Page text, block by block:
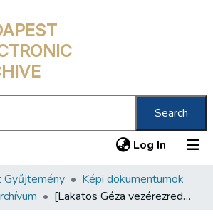
Search
Log In (current)
Gyűjtemény
Képi dokumentumok
[Lakatos Géza vezérezredes]